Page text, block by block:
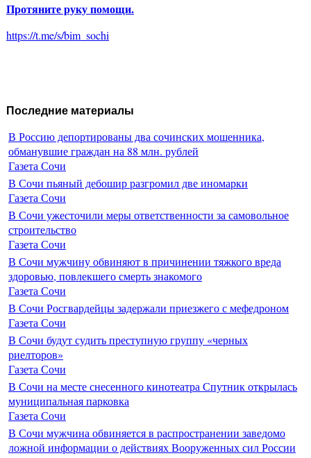
Протяните руку помощи.
https://t.me/s/bim_sochi
Последние материалы
В Россию депортированы два сочинских мошенника,
обманувшие граждан на 88 млн. рублей
Газета Сочи
В Сочи пьяный дебошир разгромил две иномарки
Газета Сочи
В Сочи ужесточили меры ответственности за самовольное
строительство
Газета Сочи
В Сочи мужчину обвиняют в причинении тяжкого вреда
здоровью, повлекшего смерть знакомого
Газета Сочи
В Сочи Росгвардейцы задержали приезжего с мефедроном
Газета Сочи
В Сочи будут судить преступную группу «черных
риелторов»
Газета Сочи
В Сочи на месте снесенного кинотеатра Спутник открылась
муниципальная парковка
Газета Сочи
В Сочи мужчина обвиняется в распространении заведомо
ложной информации о действиях Вооруженных сил России